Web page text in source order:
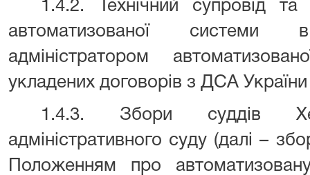
1.4.2. Технічний супровід та
автоматизованої системи
адміністратором
укладених договорів з ДСА
1.4.3. Збори суддів
адміністративного суду (далі –
Положенням про